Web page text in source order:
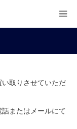
取りさせていただ
またはメールにて